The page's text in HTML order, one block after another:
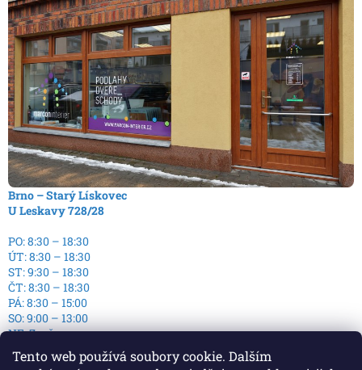
Tento web používá soubory cookie. Dalším
Brno – Starý Lískovec
U Leskavy 728/28
PO: 8:30 – 18:30
ÚT: 8:30 – 18:30
ST: 9:30 – 18:30
ČT: 8:30 – 18:30
PÁ: 8:30 – 15:00
SO: 9:00 – 13:00
NE: Zavřeno